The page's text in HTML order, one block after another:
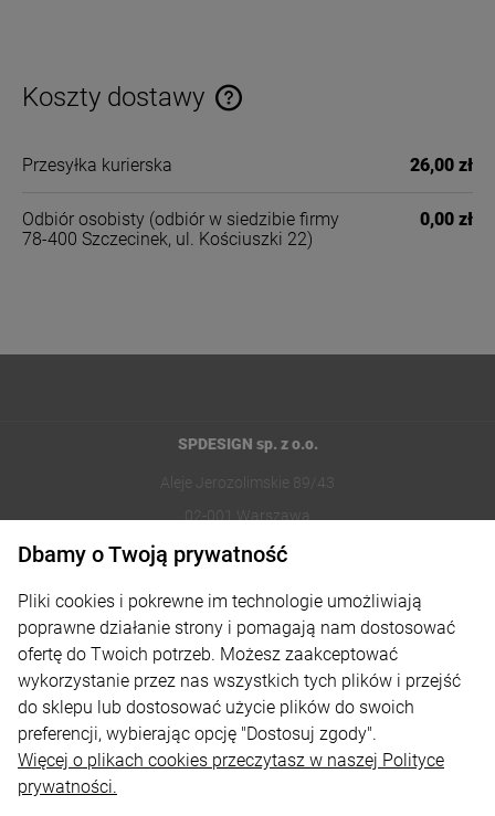
Koszty dostawy
Cena nie zawiera ewentualnych kosztów płatności
Przesyłka kurierska 26,00 zł
Odbiór osobisty (odbiór w siedzibie firmy
78-400 Szczecinek, ul. Kościuszki 22)
0,00 zł
SPDESIGN sp. z o.o.
Aleje Jerozolimskie 89/43
02-001 Warszawa
sklep@reklamydrukarnia.pl
Moje konto
Płatności i dostawa
Informacje
Dbamy o Twoją prywatność
Pliki cookies i pokrewne im technologie umożliwiają
poprawne działanie strony i pomagają nam dostosować
ofertę do Twoich potrzeb. Możesz zaakceptować
wykorzystanie przez nas wszystkich tych plików i przejść
do sklepu lub dostosować użycie plików do swoich
preferencji, wybierając opcję "Dostosuj zgody".
Więcej o plikach cookies przeczytasz w naszej Polityce
prywatności.